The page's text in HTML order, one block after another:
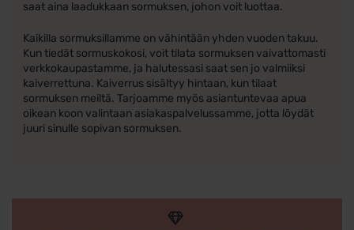
saat aina laadukkaan sormuksen, johon voit luottaa.
Kaikilla sormuksillamme on vähintään yhden vuoden takuu.
Kun tiedät sormuskokosi, voit tilata sormuksen vaivattomasti
verkkokaupastamme, ja halutessasi saat sen jo valmiiksi
kaiverrettuna. Kaiverrus sisältyy hintaan, kun tilaat
sormuksen meiltä. Tarjoamme myös asiantuntevaa apua
oikean koon valintaan asiakaspalvelussamme, jotta löydät
juuri sinulle sopivan sormuksen.